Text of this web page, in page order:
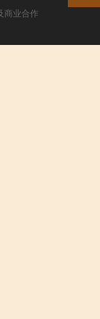
商业合作